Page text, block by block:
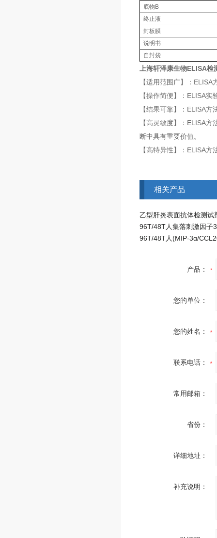
底物B
终止液
封板膜
说明书
自封袋
上海轩泽康生物ELISA
【适用范围广】：
【操作简便】：ELISA
【结果可靠】：ELISA
【高灵敏度】：ELISA
断中具有重要价值。
【高特异性】：ELISA
相关产品
产品：
您的单位：
您的姓名：
联系电话：
常用邮箱：
省份：
详细地址：
补充说明：